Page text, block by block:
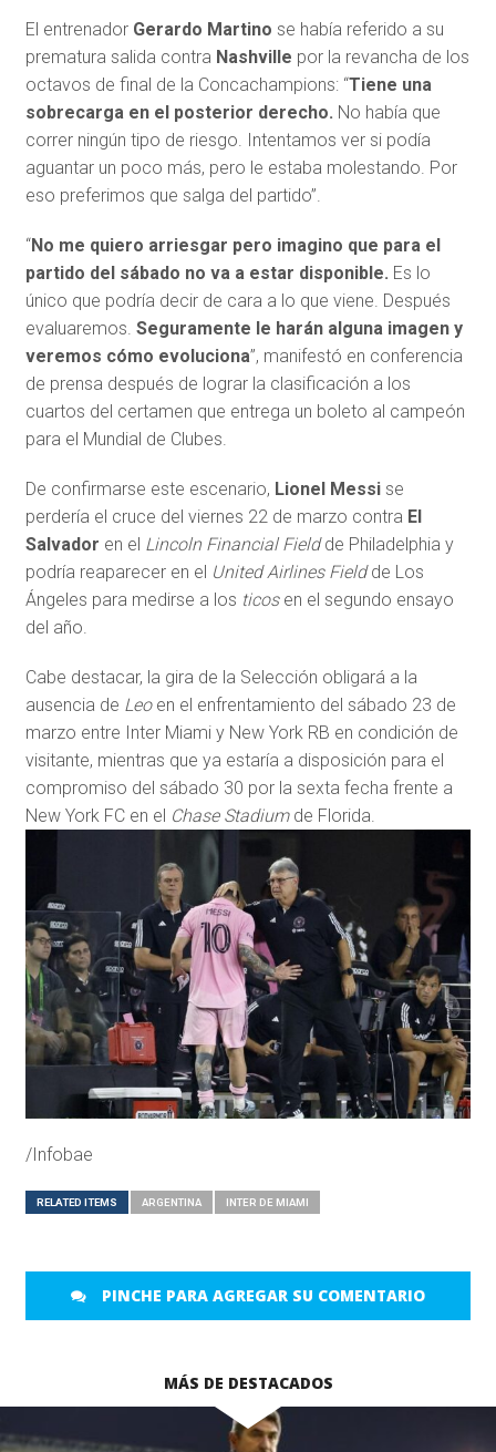
El entrenador Gerardo Martino se había referido a su
prematura salida contra Nashville por la revancha de los
octavos de final de la Concachampions: “Tiene una
sobrecarga en el posterior derecho. No había que
correr ningún tipo de riesgo. Intentamos ver si podía
aguantar un poco más, pero le estaba molestando. Por
eso preferimos que salga del partido”.
“No me quiero arriesgar pero imagino que para el
partido del sábado no va a estar disponible. Es lo
único que podría decir de cara a lo que viene. Después
evaluaremos. Seguramente le harán alguna imagen y
veremos cómo evoluciona”, manifestó en conferencia
de prensa después de lograr la clasificación a los
cuartos del certamen que entrega un boleto al campeón
para el Mundial de Clubes.
De confirmarse este escenario, Lionel Messise
perdería el cruce del viernes 22 de marzo contra El
Salvador en el Lincoln Financial Fieldde Philadelphia y
podría reaparecer en el United Airlines Fieldde Los
Ángeles para medirse a los ticosen el segundo ensayo
del año.
Cabe destacar, la gira de la Selección obligará a la
ausencia de Leoen el enfrentamiento del sábado 23 de
marzo entre Inter Miami y New York RB en condición de
visitante, mientras que ya estaría a disposición para el
compromiso del sábado 30 por la sexta fecha frente a
New York FC en el Chase Stadiumde Florida.
/Infobae
RELATED ITEMS ARGENTINA INTER DE MIAMI
PINCHE PARA AGREGAR SU COMENTARIO
MÁS DE DESTACADOS